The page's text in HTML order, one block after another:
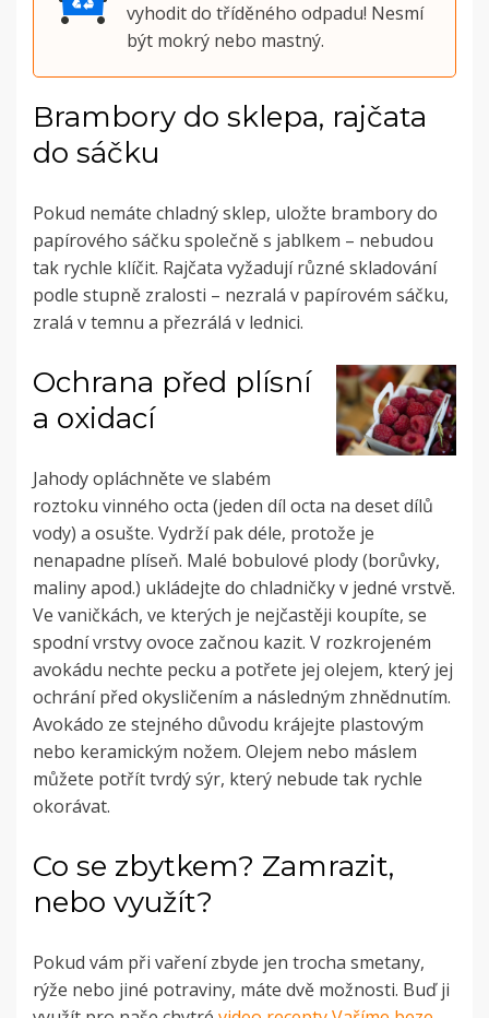
vyhodit do tříděného odpadu! Nesmí
být mokrý nebo mastný.
Brambory do sklepa, rajčata
do sáčku
Pokud nemáte chladný sklep, uložte brambory do
papírového sáčku společně s jablkem – nebudou
tak rychle klíčit. Rajčata vyžadují různé skladování
podle stupně zralosti – nezralá v papírovém sáčku,
zralá v temnu a přezrálá v lednici.
Ochrana před plísní
a oxidací
Jahody opláchněte ve slabém
roztoku vinného octa (jeden díl octa na deset dílů
vody) a osušte. Vydrží pak déle, protože je
nenapadne plíseň. Malé bobulové plody (borůvky,
maliny apod.) ukládejte do chladničky v jedné vrstvě.
Ve vaničkách, ve kterých je nejčastěji koupíte, se
spodní vrstvy ovoce začnou kazit. V rozkrojeném
avokádu nechte pecku a potřete jej olejem, který jej
ochrání před okysličením a následným zhnědnutím.
Avokádo ze stejného důvodu krájejte plastovým
nebo keramickým nožem. Olejem nebo máslem
můžete potřít tvrdý sýr, který nebude tak rychle
okorávat.
Co se zbytkem? Zamrazit,
nebo využít?
Pokud vám při vaření zbyde jen trocha smetany,
rýže nebo jiné potraviny, máte dvě možnosti. Buď ji